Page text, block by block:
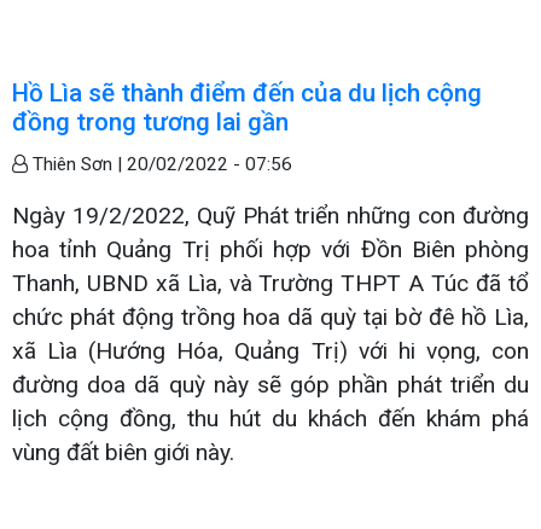
Hồ Lìa sẽ thành điểm đến của du lịch cộng
đồng trong tương lai gần
Thiên Sơn | 20/02/2022 - 07:56
Ngày 19/2/2022, Quỹ Phát triển những con đường
hoa tỉnh Quảng Trị phối hợp với Đồn Biên phòng
Thanh, UBND xã Lìa, và Trường THPT A Túc đã tổ
chức phát động trồng hoa dã quỳ tại bờ đê hồ Lìa,
xã Lìa (Hướng Hóa, Quảng Trị) với hi vọng, con
đường doa dã quỳ này sẽ góp phần phát triển du
lịch cộng đồng, thu hút du khách đến khám phá
vùng đất biên giới này.